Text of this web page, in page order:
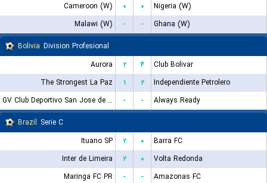
Cameroon (W)
۰ ۰
Nigeria (W)
Malawi (W)
- -
Ghana (W)
Bolivia Division Profesional
Aurora
۲ ۴
Club Bolivar
The Strongest La Paz
۱ ۲
Independiente Petrolero
GV Club Deportivo San Jose de Oruro
- -
Always Ready
Brazil Serie C
Ituano SP
۲ ۰
Barra FC
Inter de Limeira
۲ ۰
Volta Redonda
Maringa FC PR
- -
Amazonas FC